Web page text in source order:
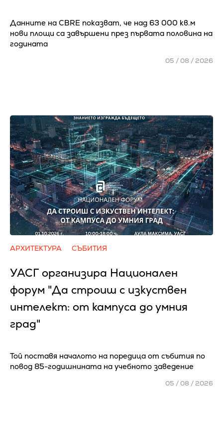
Данните на CBRE показват, че над 63 000 кв.м
нови площи са завършени през първата половина на
годината
05 / 08 / 2026
АРХИТЕКТУРА СЪБИТИЯ
УАСГ организира Национален
форум "Да строиш с изкуствен
интелект: от кампуса до умния
град"
Той поставя началото на поредица от събития по
повод 85-годишнината на учебното заведение
05 / 08 / 2026